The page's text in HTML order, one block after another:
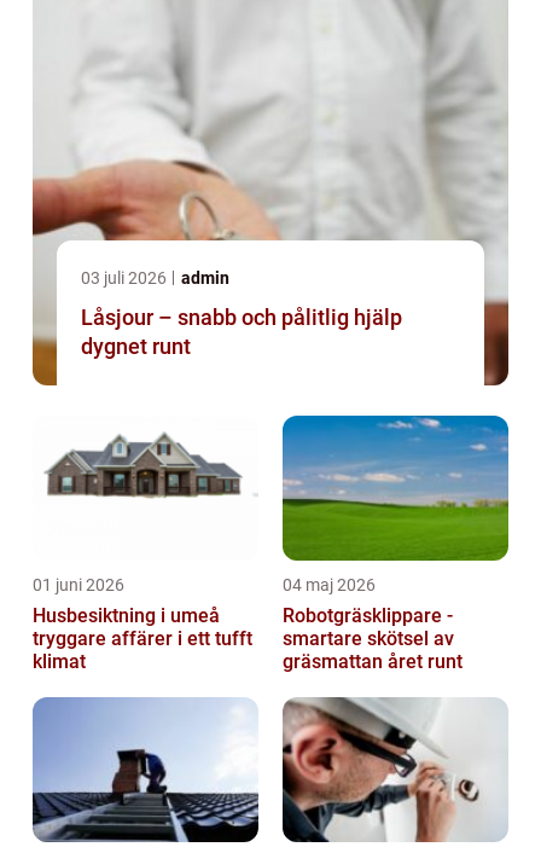
03 juli 2026 admin
Låsjour – snabb och pålitlig hjälp
dygnet runt
01 juni 2026
Husbesiktning i umeå
tryggare affärer i ett tufft
klimat
04 maj 2026
Robotgräsklippare -
smartare skötsel av
gräsmattan året runt